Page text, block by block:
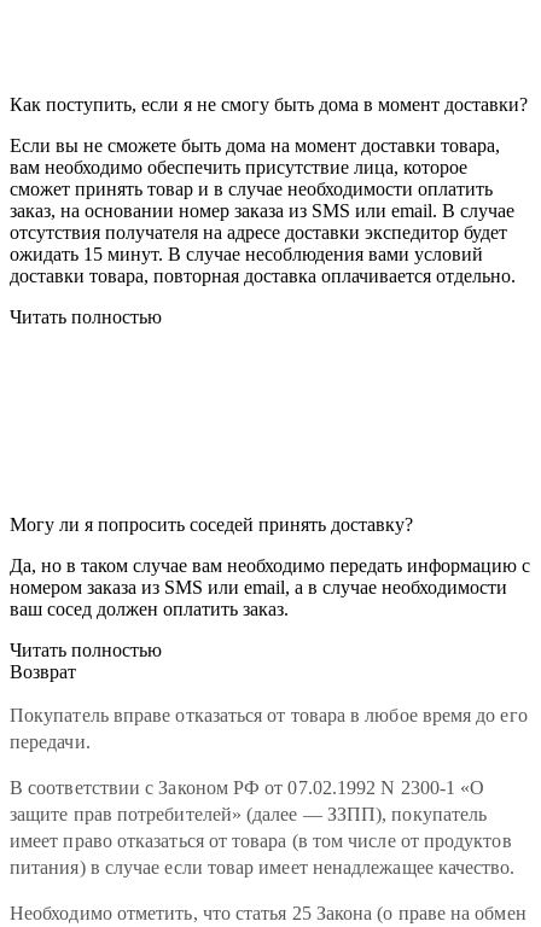
Как поступить, если я не смогу быть дома в момент доставки?
Если вы не сможете быть дома на момент доставки товара,
вам необходимо обеспечить присутствие лица, которое
сможет принять товар и в случае необходимости оплатить
заказ, на основании номер заказа из SMS или email. В случае
отсутствия получателя на адресе доставки экспедитор будет
ожидать 15 минут. В случае несоблюдения вами условий
доставки товара, повторная доставка оплачивается отдельно.
Читать полностью
Могу ли я попросить соседей принять доставку?
Да, но в таком случае вам необходимо передать информацию с
номером заказа из SMS или email, а в случае необходимости
ваш сосед должен оплатить заказ.
Читать полностью
Возврат
Покупатель вправе отказаться от товара в любое время до его
передачи.
В соответствии с Законом РФ от 07.02.1992 N 2300-1 «О
защите прав потребителей» (далее — ЗЗПП), покупатель
имеет право отказаться от товара (в том числе от продуктов
питания) в случае если товар имеет ненадлежащее качество.
Необходимо отметить, что статья 25 Закона (о праве на обмен